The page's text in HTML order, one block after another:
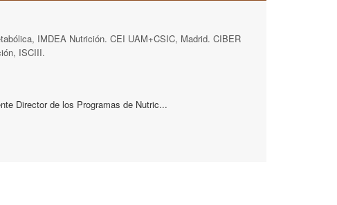
IMDEA Nutrición. CEI UAM+CSIC, Madrid. CIBER
ISCIII.
Director de los Programas de Nutric...